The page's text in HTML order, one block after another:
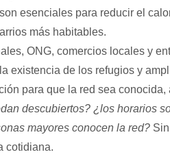
esenciales para reducir el
más habitables.
ONG, comercios locales y
existencia de los refugios y
para que la red sea conocida,
descubiertos? ¿los horarios
mayores conocen la red?
cotidiana.